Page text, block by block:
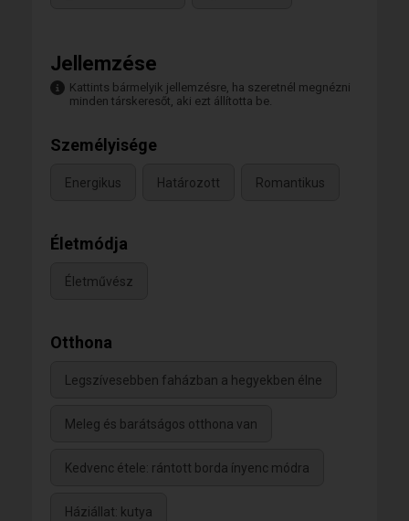
Jellemzése
Kattints bármelyik jellemzésre, ha szeretnél megnézni
minden társkeresőt, aki ezt állította be.
Személyisége
Energikus Határozott Romantikus
Életmódja
Életművész
Otthona
Legszívesebben faházban a hegyekben élne
Meleg és barátságos otthona van
Kedvenc étele: rántott borda ínyenc módra
Háziállat: kutya